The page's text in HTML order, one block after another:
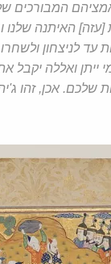
המבורכים של
[עזה] האיתנה שלנו
עד לניצחון
ייתן ואללה יקבל
שלכם. אכן, זהו